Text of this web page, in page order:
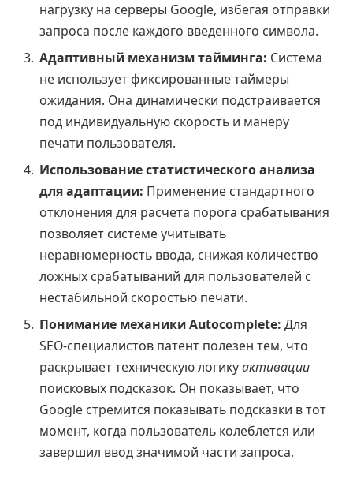
нагрузку на серверы Google, избегая отправки
запроса после каждого введенного символа.
Адаптивный механизм тайминга: Система
не использует фиксированные таймеры
ожидания. Она динамически подстраивается
под индивидуальную скорость и манеру
печати пользователя.
Использование статистического анализа
для адаптации: Применение стандартного
отклонения для расчета порога срабатывания
позволяет системе учитывать
неравномерность ввода, снижая количество
ложных срабатываний для пользователей с
нестабильной скоростью печати.
Понимание механики Autocomplete: Для
SEO-специалистов патент полезен тем, что
раскрывает техническую логикуактивации
поисковых подсказок. Он показывает, что
Google стремится показывать подсказки в тот
момент, когда пользователь колеблется или
завершил ввод значимой части запроса.